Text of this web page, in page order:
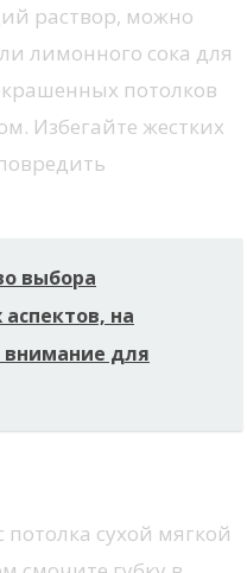
раствор, можно
лимонного сока для
потолков
Избегайте жестких
выбора
на
внимание для
сухой мягкой